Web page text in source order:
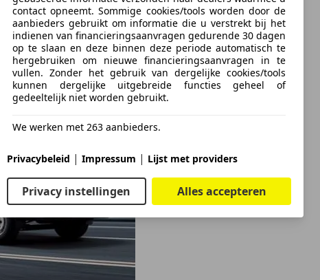
contact opneemt. Sommige cookies/tools worden door de
aanbieders gebruikt om informatie die u verstrekt bij het
indienen van financieringsaanvragen gedurende 30 dagen
op te slaan en deze binnen deze periode automatisch te
hergebruiken om nieuwe financieringsaanvragen in te
vullen. Zonder het gebruik van dergelijke cookies/tools
kunnen dergelijke uitgebreide functies geheel of
gedeeltelijk niet worden gebruikt.
We werken met 263 aanbieders.
Privacybeleid | Impressum | Lijst met providers
Privacy instellingen Alles accepteren